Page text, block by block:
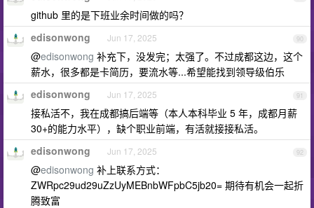
github 里的是下班业余时间做的吗？
90
edisonwong Jun 17, 2025
@edisonwong 补充下，没发完；太强了。不过成都这边，这个
薪水，很多都是卡简历，要流水等...希望能找到领导级伯乐
91
edisonwong Jun 17, 2025
接私活不，我在成都搞后端等（本人本科毕业 5 年，成都月薪
30+的能力水平），缺个职业前端，有活就接接私活。
92
edisonwong Jun 17, 2025
@edisonwong 补上联系方式：
ZWRpc29ud29uZzUyMEBnbWFpbC5jb20= 期待有机会一起折
腾致富